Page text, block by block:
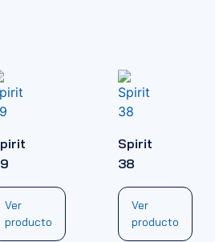
Ver
producto
Spirit
38
Ver
producto